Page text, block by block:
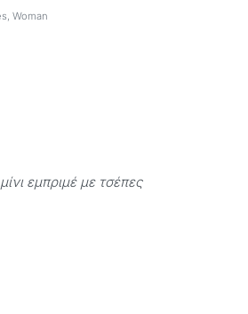
, Woman
εμπριμέ με τσέπες